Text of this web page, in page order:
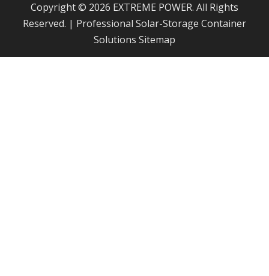
Copyright © 2026 EXTREME POWER. All Rights
Reserved. | Professional Solar-Storage Container
Solutions
Sitemap